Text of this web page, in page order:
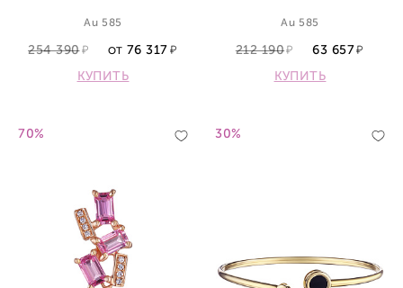
Au 585
254 390 ОТ 76 317
КУПИТЬ
Au 585
212 190
63 657
КУПИТЬ
70% 30%